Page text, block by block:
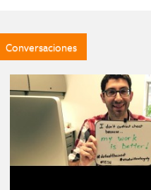
Conversaciones
VER CONVERSACIÓN